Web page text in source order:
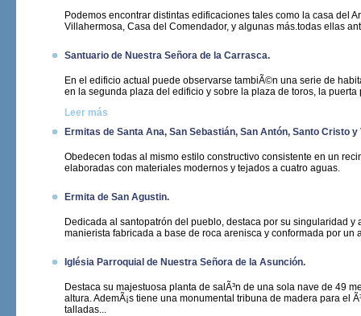
Podemos encontrar distintas edificaciones tales como la casa del
Villahermosa, Casa del Comendador, y algunas más.todas ellas
Santuario de Nuestra Señora de la Carrasca.
En el edificio actual puede observarse tambiÃ©n una serie de
en la segunda plaza del edificio y sobre la plaza de toros, la
Leer más
Ermitas de Santa Ana, San Sebastián, San Antón, Santo Cristo
Obedecen todas al mismo estilo constructivo consistente en un
elaboradas con materiales modernos y tejados a cuatro aguas.
Ermita de San Agustin.
Dedicada al santopatrón del pueblo, destaca por su singularidad
manierista fabricada a base de roca arenisca y conformada por
Iglésia Parroquial de Nuestra Señora de la Asunción.
Destaca su majestuosa planta de salÃ³n de una sola nave de 49
altura. AdemÃ¡s tiene una monumental tribuna de madera para el
talladas...